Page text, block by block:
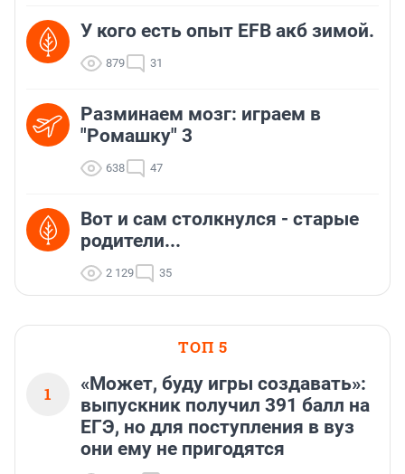
У кого есть опыт EFB акб зимой.
879 31
Разминаем мозг: играем в
"Ромашку" 3
638 47
Вот и сам столкнулся - старые
родители...
2 129 35
ТОП 5
1
«Может, буду игры создавать»:
выпускник получил 391 балл на
ЕГЭ, но для поступления в вуз
они ему не пригодятся